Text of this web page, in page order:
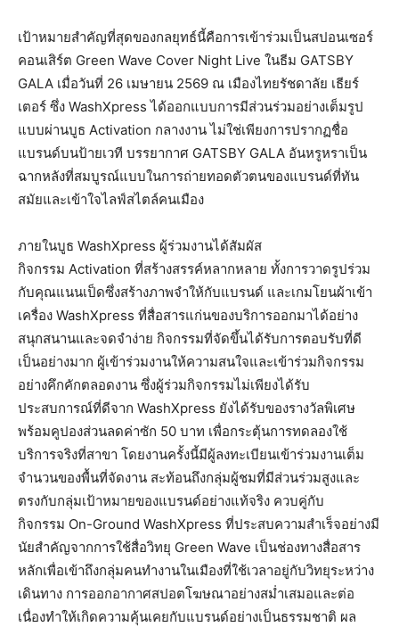
เป้าหมายสำคัญที่สุดของกลยุทธ์นี้คือการเข้าร่วมเป็นสปอนเซอร์
คอนเสิร์ต Green Wave Cover Night Live ในธีม GATSBY
GALA เมื่อวันที่ 26 เมษายน 2569 ณ เมืองไทยรัชดาลัย เธียร์
เตอร์ ซึ่ง WashXpress ได้ออกแบบการมีส่วนร่วมอย่างเต็มรูป
แบบผ่านบูธ Activation กลางงาน ไม่ใช่เพียงการปรากฏชื่อ
แบรนด์บนป้ายเวที บรรยากาศ GATSBY GALA อันหรูหราเป็น
ฉากหลังที่สมบูรณ์แบบในการถ่ายทอดตัวตนของแบรนด์ที่ทัน
สมัยและเข้าใจไลฟ์สไตล์คนเมือง
ภายในบูธ WashXpress ผู้ร่วมงานได้สัมผัส
กิจกรรม Activation ที่สร้างสรรค์หลากหลาย ทั้งการวาดรูปร่วม
กับคุณแนนเป็ดซึ่งสร้างภาพจำให้กับแบรนด์ และเกมโยนผ้าเข้า
เครื่อง WashXpress ที่สื่อสารแก่นของบริการออกมาได้อย่าง
สนุกสนานและจดจำง่าย กิจกรรมที่จัดขึ้นได้รับการตอบรับที่ดี
เป็นอย่างมาก ผู้เข้าร่วมงานให้ความสนใจและเข้าร่วมกิจกรรม
อย่างคึกคักตลอดงาน ซึ่งผู้ร่วมกิจกรรมไม่เพียงได้รับ
ประสบการณ์ที่ดีจาก WashXpress ยังได้รับของรางวัลพิเศษ
พร้อมคูปองส่วนลดค่าซัก 50 บาท เพื่อกระตุ้นการทดลองใช้
บริการจริงที่สาขา โดยงานครั้งนี้มีผู้ลงทะเบียนเข้าร่วมงานเต็ม
จำนวนของพื้นที่จัดงาน สะท้อนถึงกลุ่มผู้ชมที่มีส่วนร่วมสูงและ
ตรงกับกลุ่มเป้าหมายของแบรนด์อย่างแท้จริง ควบคู่กับ
กิจกรรม On-Ground WashXpress ที่ประสบความสำเร็จอย่างมี
นัยสำคัญจากการใช้สื่อวิทยุ Green Wave เป็นช่องทางสื่อสาร
หลักเพื่อเข้าถึงกลุ่มคนทำงานในเมืองที่ใช้เวลาอยู่กับวิทยุระหว่าง
เดินทาง การออกอากาศสปอตโฆษณาอย่างสม่ำเสมอและต่อ
เนื่องทำให้เกิดความคุ้นเคยกับแบรนด์อย่างเป็นธรรมชาติ ผล